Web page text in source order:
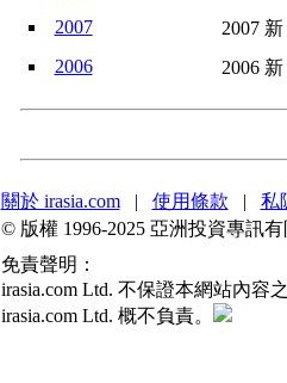
2007
2007
2006
2006
關於 irasia.com| 使用條款 | 私
© 版權 1996-2025 亞洲投資專訊
免責聲明：
irasia.com Ltd. 不保證本網站內
irasia.com Ltd. 概不負責。